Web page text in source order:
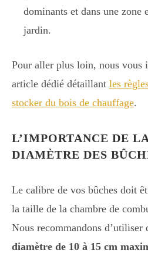
dominants et dans une zone
jardin.
Pour aller plus loin, nous vous
article dédié détaillant les
stocker du bois de chauffage.
L’IMPORTANCE DE
DIAMÈTRE DES
Le calibre de vos bûches doit
la taille de la chambre de
Nous recommandons d’utiliser
diamètre de 10 à 15 cm